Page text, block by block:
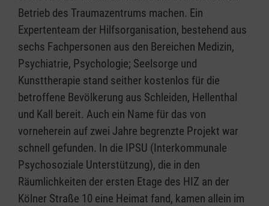
Betrieb des Traumazentrums machen. Ein
Expertenteam der Hilfsorganisation, bestehend aus
sechs Fachpersonen aus den Bereichen Medizin,
Psychiatrie, Psychologie; Seelsorge und
Kunsttherapie stand seither kostenlos für die
betroffene Bevölkerung aus Schleiden, Hellenthal
und Kall bereit. Auch ein Name für das von
vorneherein auf zwei Jahre begrenzte Projekt war
schnell gefunden. In die IPSU (Interkommunale
Psychosoziale Unterstützung), die in den
Räumlichkeiten der ersten Etage des HIZ an der
Kölner Straße 10 eine Heimat fand, kamen allein im